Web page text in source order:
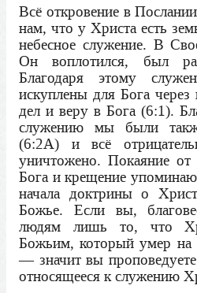
Всё откровение в
нам, что у Христа есть
небесное служение. В
Он воплотился, был
Благодаря этому
искуплены для Бога
дел и веру в Бога (6:1).
служению мы были
(6:2А) и всё
уничтожено. Покаяние
Бога и крещение
начала доктрины о
Божье. Если вы,
людям лишь то, что
Божьим, который умер на
— значит вы
относящееся к служению